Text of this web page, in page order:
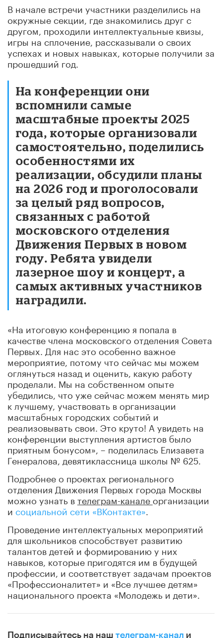
В начале встречи участники разделились на
окружные секции, где знакомились друг с
другом, проходили интеллектуальные квизы,
игры на сплочение, рассказывали о своих
успехах и новых навыках, которые получили за
прошедший год.
На конференции они
вспомнили самые
масштабные проекты 2025
года, которые организовали
самостоятельно, поделились
особенностями их
реализации, обсудили планы
на 2026 год и проголосовали
за целый ряд вопросов,
связанных с работой
московского отделения
Движения Первых в новом
году. Ребята увидели
лазерное шоу и концерт, а
самых активных участников
наградили.
«На итоговую конференцию я попала в
качестве члена московского отделения Совета
Первых. Для нас это особенно важное
мероприятие, потому что сейчас мы можем
оглянуться назад и оценить, какую работу
проделали. Мы на собственном опыте
убедились, что уже сейчас можем менять мир
к лучшему, участвовать в организации
масштабных городских событий и
реализовывать свои. Это круто! А увидеть на
конференции выступления артистов было
приятным бонусом», – поделилась Елизавета
Генералова, девятиклассница школы № 625.
Подробнее о проектах регионального
отделения Движения Первых города Москвы
можно узнать втелеграм-канале организации
и социальной сети «ВКонтакте».
Проведение интеллектуальных мероприятий
для школьников способствует развитию
талантов детей и формированию у них
навыков, которые пригодятся им в будущей
профессии, и соответствует задачам проектов
«Профессионалитет» и «Все лучшее детям»
национального проекта «Молодежь и дети».
Подписывайтесь на наш телеграм-канал и